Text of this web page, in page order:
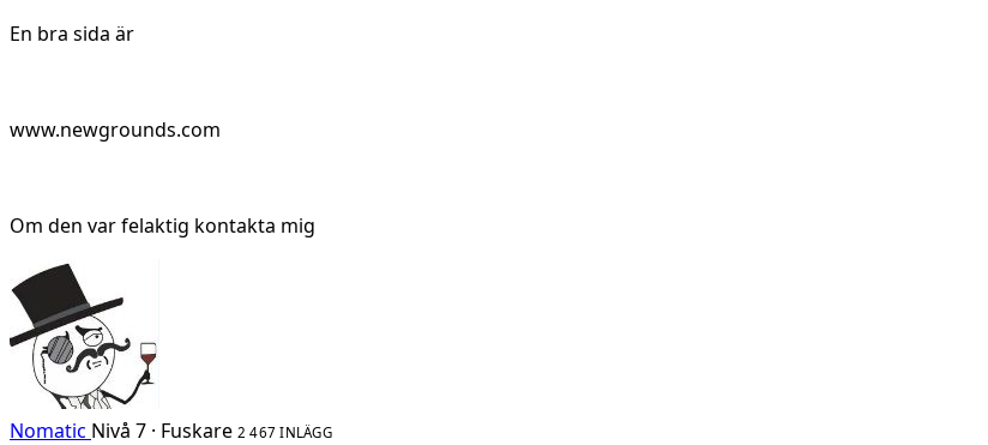
En bra sida är
www.newgrounds.com
Om den var felaktig kontakta mig
Nomatic Nivå 7 · Fuskare 2 467 INLÄGG